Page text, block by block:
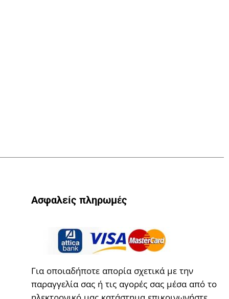
Ασφαλείς πληρωμές
Για οποιαδήποτε απορία σχετικά με την
παραγγελία σας ή τις αγορές σας μέσα από το